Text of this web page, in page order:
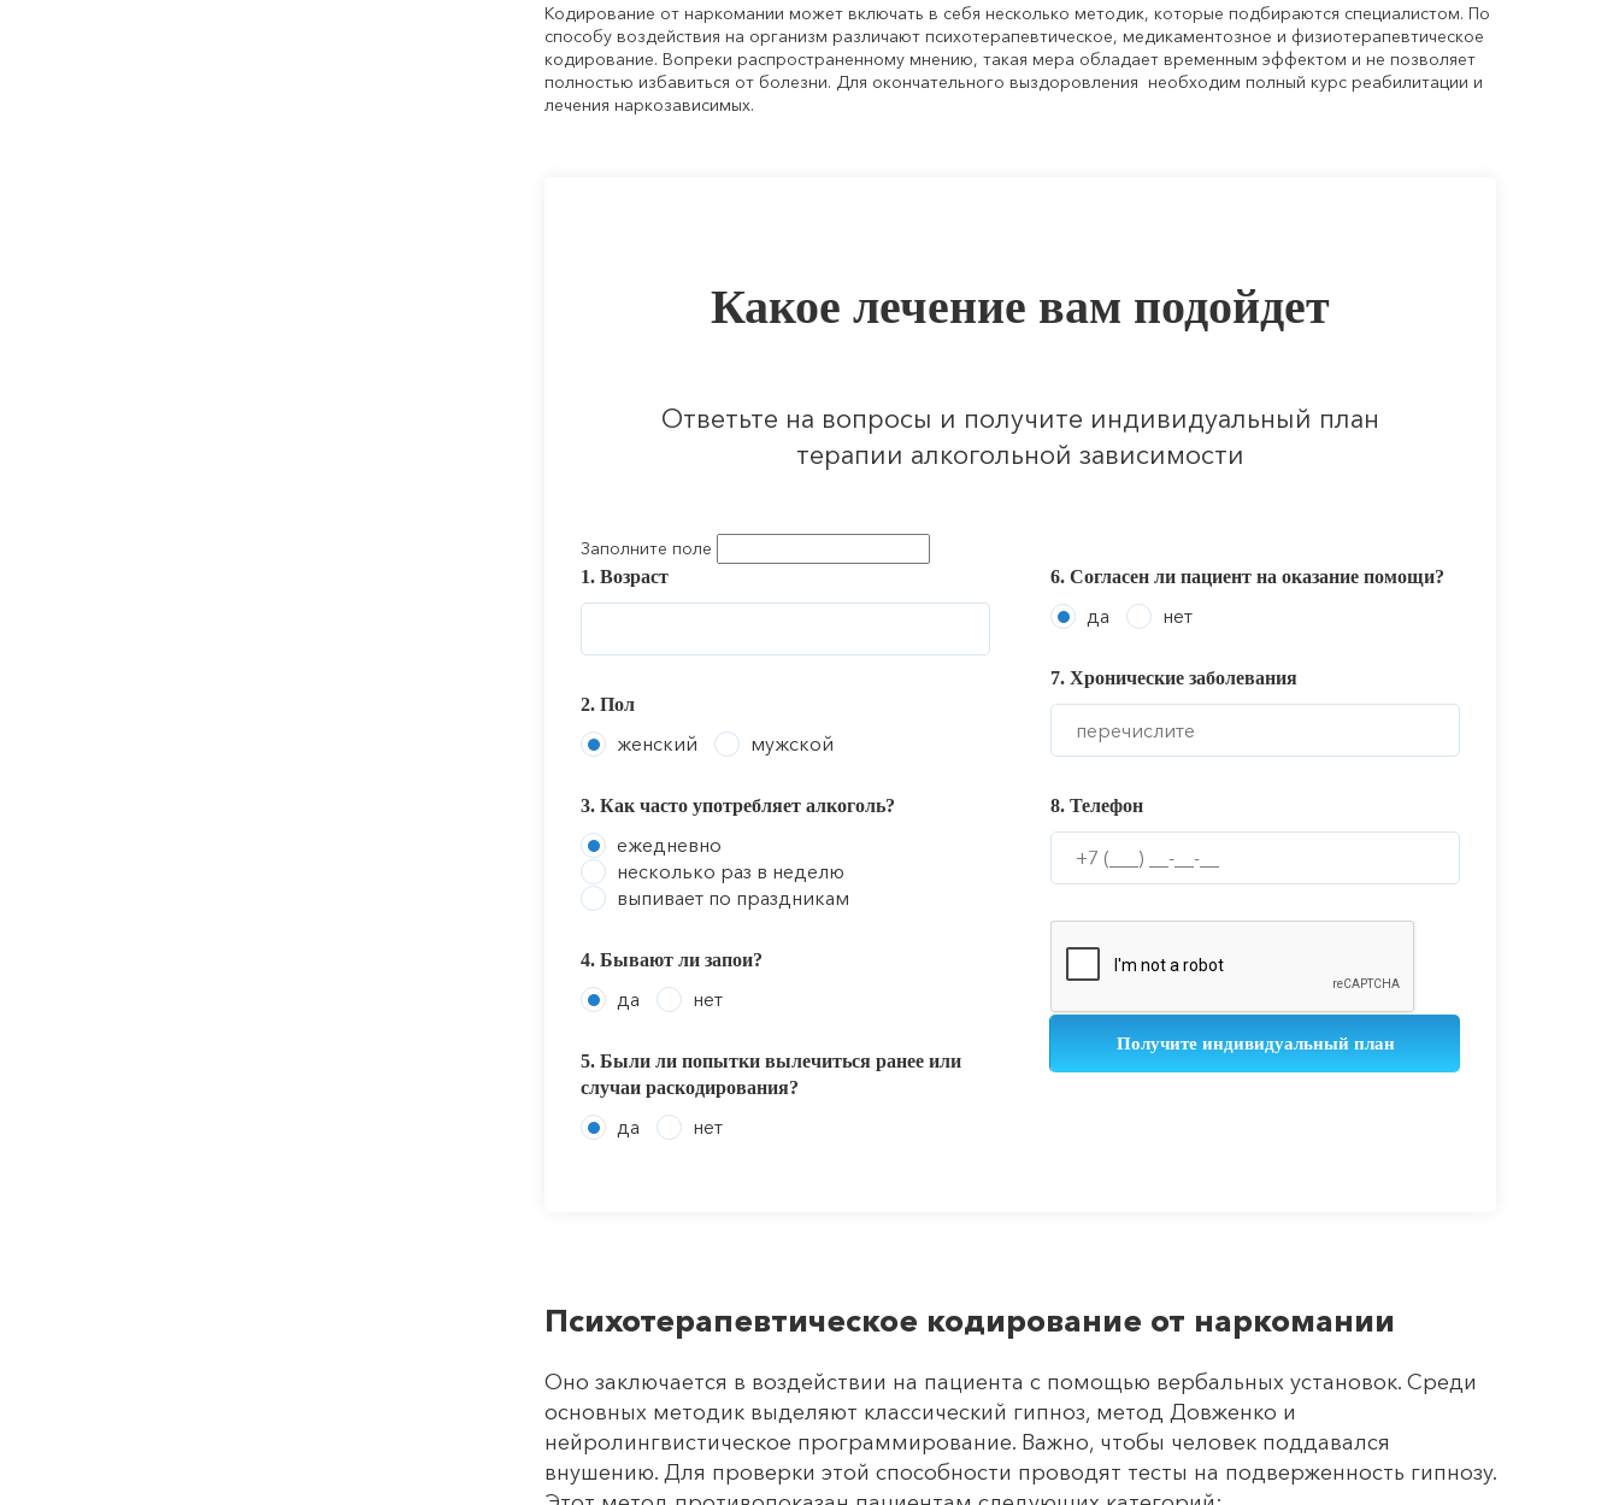
Кодирование от наркомании может включать в себя несколько методик, которые подбираются специалистом. По
способу воздействия на организм различают психотерапевтическое, медикаментозное и физиотерапевтическое
кодирование. Вопреки распространенному мнению, такая мера обладает временным эффектом и не позволяет
полностью избавиться от болезни. Для окончательного выздоровления необходим полный курс реабилитации и
лечения наркозависимых.
Какое лечение вам подойдет
Ответьте на вопросы и получите индивидуальный план
терапии алкогольной зависимости
Заполните поле
1. Возраст
2. Пол
женский мужской
3. Как часто употребляет алкоголь?
ежедневно
несколько раз в неделю
выпивает по праздникам
4. Бывают ли запои?
да нет
5. Были ли попытки вылечиться ранее или
случаи раскодирования?
да нет
6. Согласен ли пациент на оказание помощи?
да нет
7. Хронические заболевания
8. Телефон
Психотерапевтическое кодирование от наркомании
Оно заключается в воздействии на пациента с помощью вербальных установок. Среди
основных методик выделяют классический гипноз, метод Довженко и
нейролингвистическое программирование. Важно, чтобы человек поддавался
внушению. Для проверки этой способности проводят тесты на подверженность гипнозу.